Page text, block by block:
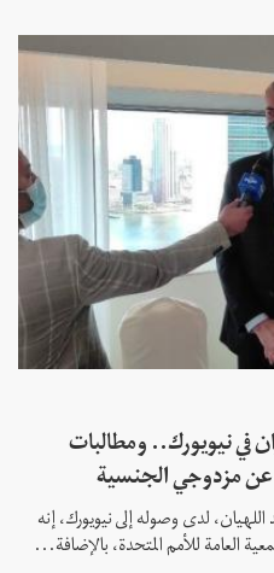
في نيويورك.. ومطالبات
عن مزدوجي الجنسية
اللهيان، لدى وصوله إلى نيويورك، إنه
العامة للأمم المتحدة، بالإضافة...